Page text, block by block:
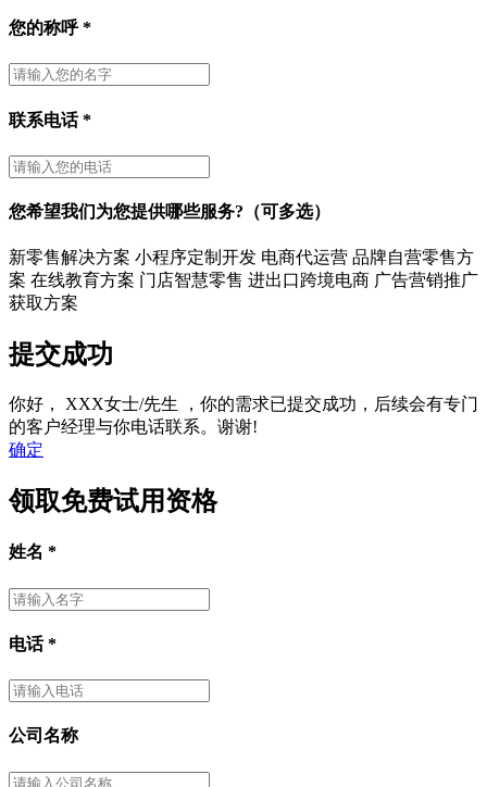
您的称呼*
联系电话*
您希望我们为您提供哪些服务?（可多选）
新零售解决方案 小程序定制开发 电商代运营 品牌自营零售方
案 在线教育方案 门店智慧零售 进出口跨境电商 广告营销推广
获取方案
提交成功
你好， XXX女士/先生
，你的需求已提交成功，后续会有专门
的客户经理与你电话联系。谢谢!
确定
领取免费试用资格
姓名 *
电话*
公司名称